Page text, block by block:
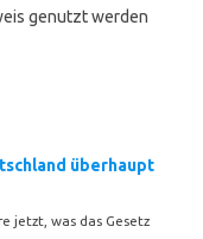
genutzt werden
überhaupt
jetzt, was das Gesetz